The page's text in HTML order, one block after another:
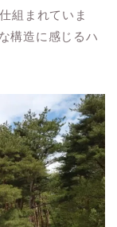
組まれていま
構造に感じるハ